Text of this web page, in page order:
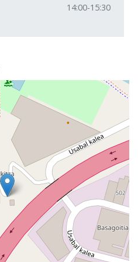
14:00-15:30